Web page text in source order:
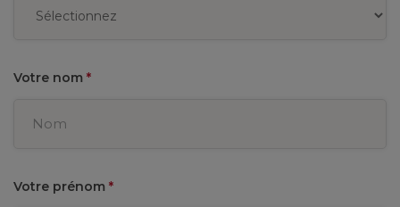
Votre nom *
Votre prénom *